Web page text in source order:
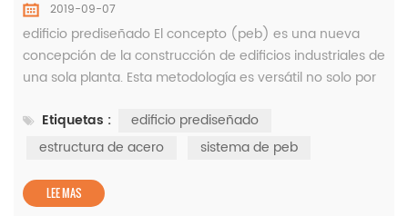
2019-09-07
edificio prediseñado El concepto (peb) es una nueva
concepción de la construcción de edificios industriales de
una sola planta. Esta metodología es versátil no solo por
por su peso ligero y construcción económica. El concepto
incluye la técnica de proporcionar la mejor sección
concepto tiene mu...
Etiquetas :
edificio prediseñado
estructura de acero
sistema de peb
LEE MAS